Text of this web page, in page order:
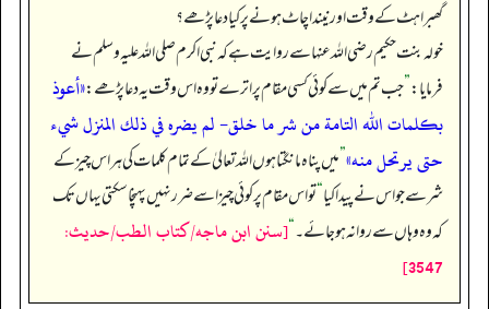
گھبراہٹ کے وقت اور نیند اچاٹ ہونے پر کیا دعا پڑھے؟
خولہ بنت حکیم رضی اللہ عنہا سے روایت ہے کہ نبی اکرم صلی اللہ علیہ وسلم نے
فرمایا:”جب تم میں سے کوئی کسی مقام پر اترے تو وہ اس وقت یہ دعا پڑھے:«أعوذ
بكلمات الله التامة من شر ما خلق- لم يضره في ذلك المنزل شيء
حتى يرتحل منه»”میں پناہ مانگتا ہوں اللہ تعالیٰ کے تمام کلمات کی ہر اس چیز کے
شر سے جو اس نے پیدا کیا“تو اس مقام پر کوئی چیز اسے ضرر نہیں پہنچا سکتی یہاں تک
کہ وہ وہاں سے روانہ ہو جائے۔‏‏‏‏“[سنن ابن ماجه/كتاب الطب/حدیث:
3547]